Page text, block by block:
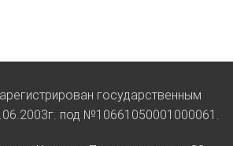
государственным
под №10661050001000061.